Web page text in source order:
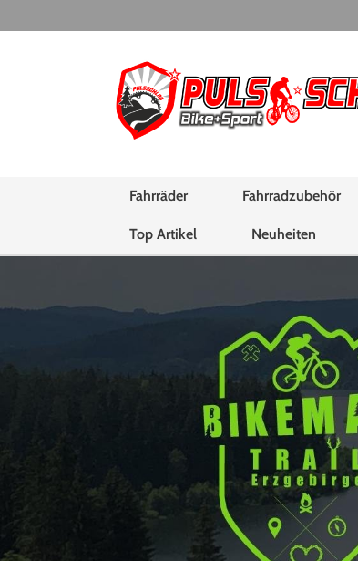
Fahrräder Fahrradzubehör
Top Artikel Neuheiten